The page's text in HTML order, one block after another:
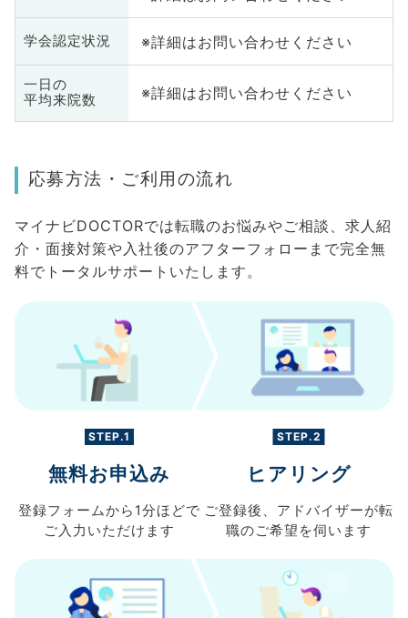
学会認定状況 ※詳細はお問い合わせください
一日の
平均来院数
※詳細はお問い合わせください
応募方法・ご利用の流れ
マイナビDOCTORでは転職のお悩みやご相談、求人紹
介・面接対策や入社後のアフターフォローまで完全無
料でトータルサポートいたします。
STEP.1
無料お申込み
登録フォームから 1分ほどで
ご入力 いただけます
STEP.2
ヒアリング
ご登録後、 アドバイザーが転
職のご希望を伺います